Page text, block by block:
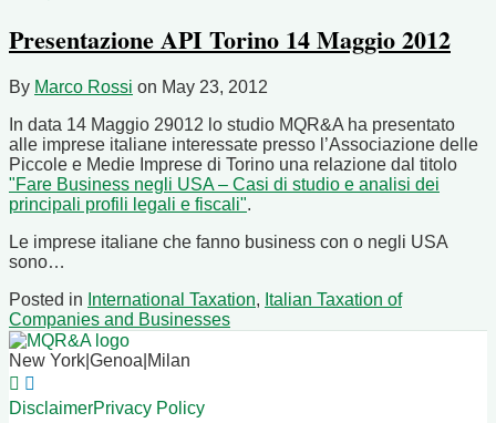
Presentazione API Torino 14 Maggio 2012
By Marco Rossi on May 23, 2012
In data 14 Maggio 29012 lo studio MQR&A ha presentato
alle imprese italiane interessate presso l’Associazione delle
Piccole e Medie Imprese di Torino una relazione dal titolo
"Fare Business negli USA – Casi di studio e analisi dei
principali profili legali e fiscali".
Le imprese italiane che fanno business con o negli USA
sono…
Posted in International Taxation, Italian Taxation of
Companies and Businesses
New York Genoa Milan
RSS
DisclaimerPrivacy Policy